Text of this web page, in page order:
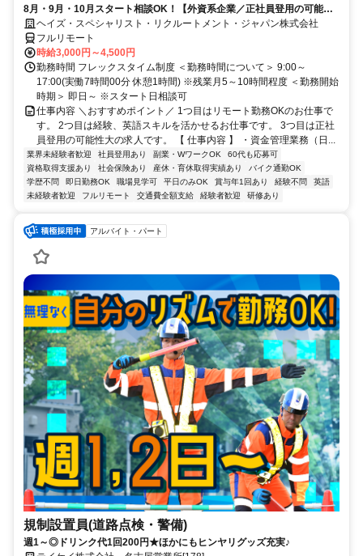
8月・9月・10月スタート相談OK！【外資系企業／正社員登用の可能性
大／700万～800万／リモート勤務OK】経理財務
ヘイズ・スペシャリスト・リクルートメント・ジャパン株式会社
フルリモート
時給3,000円～4,500円
勤務時間 フレックスタイム制度 ＜勤務時間について＞ 9:00～
17:00(実働7時間00分 休憩1時間) ※残業月5～10時間程度 ＜勤務開始
時期＞ 即日～ ※スタート日相談可
仕事内容 ＼おすすめポイント／ 1つ目はリモート勤務OKのお仕事で
す。 2つ目は経験、英語スキルを活かせるお仕事です。 3つ目は正社
員登用の可能性大の求人です。 【 仕事内容 】 ・資金管理業務（日...
業界未経験者歓迎 社員登用あり 副業・WワークOK
60代も応募可
資格取得支援あり
社会保険あり 産休・育休取得実績あり
バイク通勤OK
学歴不問
即日勤務OK 職場見学可 平日のみOK 賞与年1回あり 経験不問
英語
未経験者歓迎
フルリモート 交通費全額支給 経験者歓迎 研修あり
アルバイト・パート
規制設置員(道路点検・警備)
週1～◎ドリンク代1回200円★ほかにもヒンヤリグッズ充実♪